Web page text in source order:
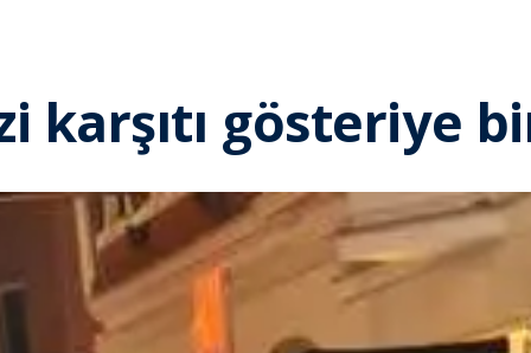
karşıtı gösteriye